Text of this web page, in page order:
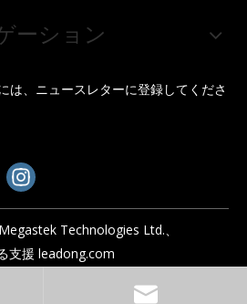
ーション
は、ニュースレターに登録してくださ
Technologies Ltd.、
支援 leadong.com